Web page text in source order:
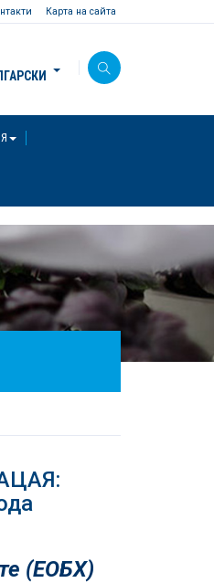
Карта на сайта
(ЕОБХ)